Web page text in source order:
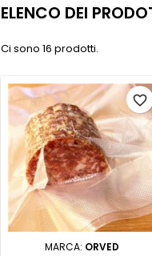
ELENCO DEI
Ci sono 16 prodotti.
MARCA: ORVED
favorite_border